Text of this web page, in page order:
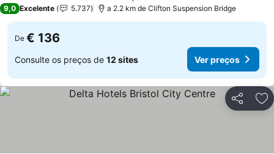
9,0 Excelente 5.737 a 2.2 km de Clifton Suspension Bridge
De € 136
Consulte os preços de 12 sites Ver preços
Partilhar